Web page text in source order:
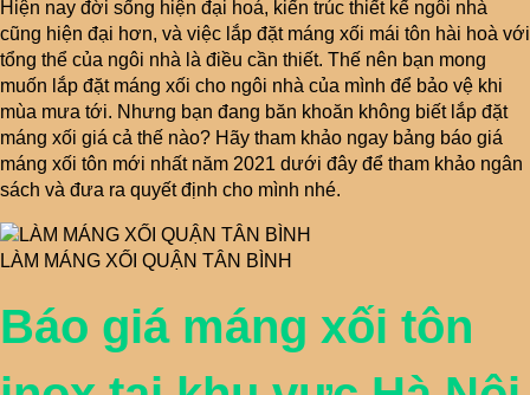
Hiện nay đời sống hiện đại hoá, kiến trúc thiết kế ngôi nhà
cũng hiện đại hơn, và việc lắp đặt máng xối mái tôn hài hoà với
tổng thể của ngôi nhà là điều cần thiết. Thế nên bạn mong
muốn lắp đặt máng xối cho ngôi nhà của mình để bảo vệ khi
mùa mưa tới. Nhưng bạn đang băn khoăn không biết lắp đặt
máng xối giá cả thế nào? Hãy tham khảo ngay bảng báo giá
máng xối tôn mới nhất năm 2021 dưới đây để tham khảo ngân
sách và đưa ra quyết định cho mình nhé.
LÀM MÁNG XỐI QUẬN TÂN BÌNH
Báo giá máng xối tôn